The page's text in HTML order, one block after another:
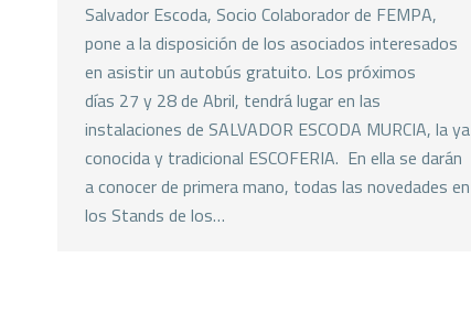
Salvador Escoda, Socio Colaborador de FEMPA,
pone a la disposición de los asociados interesados
en asistir un autobús gratuito. Los próximos
días 27 y 28 de Abril, tendrá lugar en las
instalaciones de SALVADOR ESCODA MURCIA, la ya
conocida y tradicional ESCOFERIA. En ella se darán
a conocer de primera mano, todas las novedades en
los Stands de los…